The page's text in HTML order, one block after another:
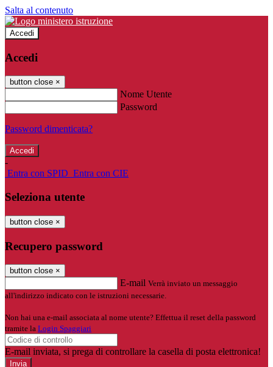
Salta al contenuto
Accedi
Accedi
button close ×
Nome Utente
Password
Password dimenticata?
-
Entra con SPID Entra con CIE
Seleziona utente
button close ×
Recupero password
button close ×
E-mail Verrà inviato un messaggio
all'indirizzo indicato con le istruzioni necessarie.
Non hai una e-mail associata al nome utente? Effettua il reset della password
tramite la Login Spaggiari
E-mail inviata, si prega di controllare la casella di posta elettronica!